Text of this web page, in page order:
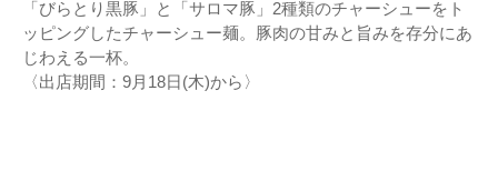
「びらとり黒豚」と「サロマ豚」2種類のチャーシューをト
ッピングしたチャーシュー麺。豚肉の甘みと旨みを存分にあ
じわえる一杯。
〈出店期間：9月18日(木)から〉